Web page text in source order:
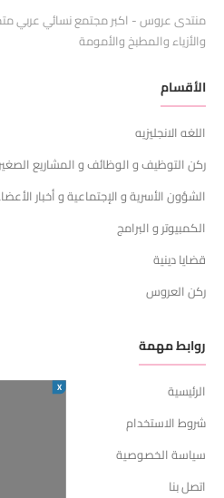
منتدى عروس - اكبر مجتمع نسائي عربي
والأزياء والمطبخ والأمومة
الأقسام
اللغه الانجليزيه
ركن التوظيف و الوظائف و المشاريع
الشؤون الأسرية و الإجتماعية و أخبار
الكمبيوتر و البرامج
قضايا دينية
ركن العروس
روابط مهمة
الرئيسية
شروط الاستخدام
سياسة الخصوصية
اتصل بنا
X